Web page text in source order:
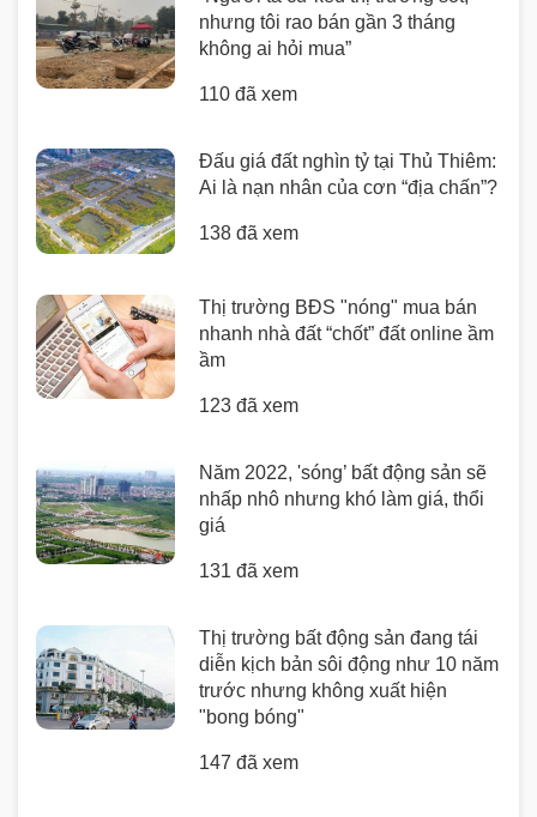
nhưng tôi rao bán gần 3 tháng
không ai hỏi mua”
110 đã xem
Đấu giá đất nghìn tỷ tại Thủ Thiêm:
Ai là nạn nhân của cơn “địa chấn”?
138 đã xem
Thị trường BĐS "nóng" mua bán
nhanh nhà đất “chốt” đất online ầm
ầm
123 đã xem
Năm 2022, 'sóng’ bất động sản sẽ
nhấp nhô nhưng khó làm giá, thổi
giá
131 đã xem
Thị trường bất động sản đang tái
diễn kịch bản sôi động như 10 năm
trước nhưng không xuất hiện
"bong bóng"
147 đã xem